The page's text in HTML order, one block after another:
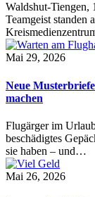
Waldshut-
Teamgeist
Mai 29, 2026
Neue
machen
Flugärger im
beschädigtes
sie haben – und…
Mai 26, 2026